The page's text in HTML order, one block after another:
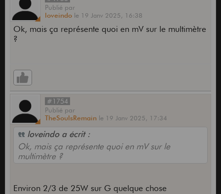
Publié par
loveindo le 19 Janv 2025, 16:38
Ok, mais ça représente quoi en mV sur le multimètre
?
#1754
Publié par
TheSoulsRemain le 19 Janv 2025, 17:34
loveindo a écrit :
Ok, mais ça représente quoi en mV sur le
multimètre ?
Environ 2/3 de 25W sur G quelque chose